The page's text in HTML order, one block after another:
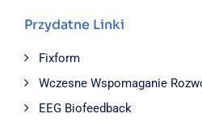
Przydatne Linki
Fixform
Wczesne Wspomaganie
EEG Biofeedback